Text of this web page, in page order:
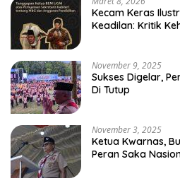
Kecam Keras
Keadilan: Kritik
November 9, 2025
Sukses Digelar,
Di Tutup
November 3, 2025
Ketua Kwarnas,
Peran Saka